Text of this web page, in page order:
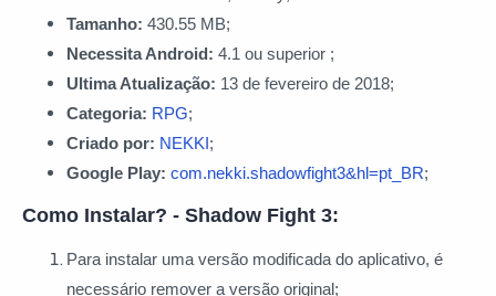
Tamanho: 430.55 MB;
Necessita Android: 4.1 ou superior ;
Ultima Atualização: 13 de fevereiro de 2018;
Categoria: RPG;
Criado por: NEKKI;
Google Play: com.nekki.shadowfight3&hl=pt_BR;
Como Instalar? - Shadow Fight 3:
Para instalar uma versão modificada do aplicativo, é
necessário remover a versão original;